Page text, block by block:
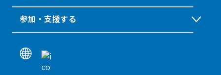
参加・支援する